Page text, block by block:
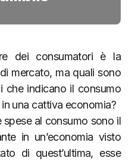
dei consumatori è la
mercato, ma quali sono
che indicano il consumo
una cattiva economia?
al consumo sono il
in un’economia visto
di quest’ultima, esse